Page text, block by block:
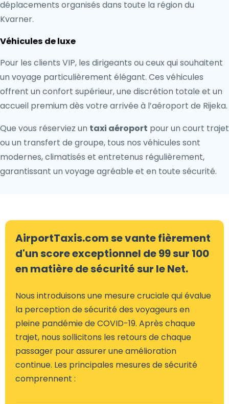
déplacements organisés dans toute la région du
Kvarner.
Véhicules de luxe
Pour les clients VIP, les dirigeants ou ceux qui souhaitent
un voyage particulièrement élégant. Ces véhicules
offrent un confort supérieur, une discrétion totale et un
accueil premium dès votre arrivée à l’aéroport de Rijeka.
Que vous réserviez un taxi aéroport pour un court trajet
ou un transfert de groupe, tous nos véhicules sont
modernes, climatisés et entretenus régulièrement,
garantissant un voyage agréable et en toute sécurité.
AirportTaxis.com se vante fièrement
d'un score exceptionnel de 99 sur 100
en matière de sécurité sur le Net.
Nous introduisons une mesure cruciale qui évalue
la perception de sécurité des voyageurs en
pleine pandémie de COVID-19. Après chaque
trajet, nous sollicitons les retours de chaque
passager pour assurer une amélioration
continue. Les principales mesures de sécurité
comprennent :